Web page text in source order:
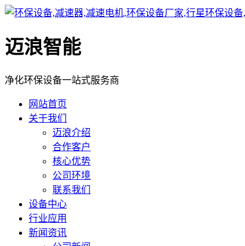
迈浪智能
净化环保设备一站式服务商
网站首页
关于我们
迈浪介绍
合作客户
核心优势
公司环境
联系我们
设备中心
行业应用
新闻资讯